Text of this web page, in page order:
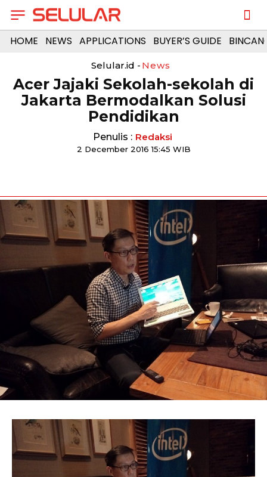
HOME NEWS APPLICATIONS BUYER’S GUIDE
Selular.id - News
Acer Jajaki Sekolah-sekolah di
Jakarta Bermodalkan Solusi
Pendidikan
Penulis : Redaksi
2 December 2016 15:45 WIB